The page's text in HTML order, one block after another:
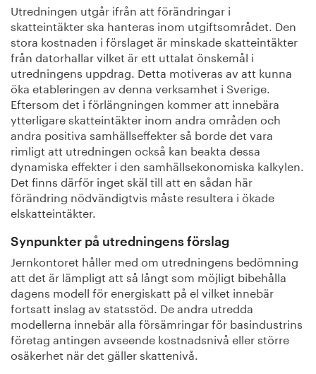
Utredningen utgår ifrån att förändringar i
skatteintäkter ska hanteras inom utgiftsområdet. Den
stora kostnaden i förslaget är minskade skatteintäkter
från datorhallar vilket är ett uttalat önskemål i
utredningens uppdrag. Detta motiveras av att kunna
öka etableringen av denna verksamhet i Sverige.
Eftersom det i förlängningen kommer att innebära
ytterligare skatteintäkter inom andra områden och
andra positiva samhällseffekter så borde det vara
rimligt att utredningen också kan beakta dessa
dynamiska effekter i den samhällsekonomiska kalkylen.
Det finns därför inget skäl till att en sådan här
förändring nödvändigtvis måste resultera i ökade
elskatteintäkter.
Synpunkter på utredningens förslag
Jernkontoret håller med om utredningens bedömning
att det är lämpligt att så långt som möjligt bibehålla
dagens modell för energiskatt på el vilket innebär
fortsatt inslag av statsstöd. De andra utredda
modellerna innebär alla försämringar för basindustrins
företag antingen avseende kostnadsnivå eller större
osäkerhet när det gäller skattenivå.